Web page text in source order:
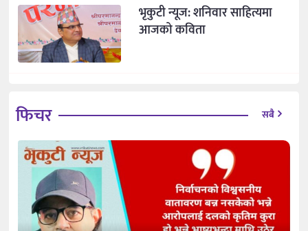
भृकुटी न्यूज: शनिवार साहित्यमा
आजको कविता
फिचर सबै